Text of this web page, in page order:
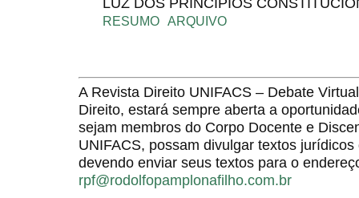
RESUMO ARQUIVO
A Revista Direito UNIFACS – Debate
Direito, estará sempre aberta a
sejam membros do Corpo Docente e
UNIFACS, possam divulgar textos
devendo enviar seus textos para o
rpf@rodolfopamplonafilho.com.br